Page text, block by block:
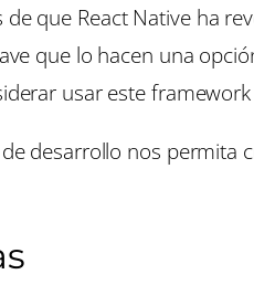
de que React Native ha
que lo hacen una
usar este
desarrollo nos permita